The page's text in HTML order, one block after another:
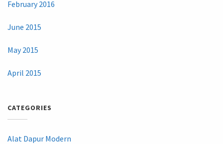
February 2016
June 2015
May 2015
April 2015
CATEGORIES
Alat Dapur Modern